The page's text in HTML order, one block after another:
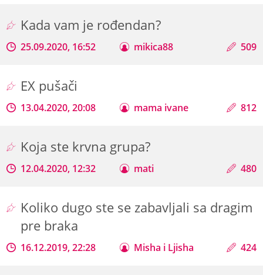
Kada vam je rođendan?
25.09.2020, 16:52 mikica88 509
EX pušači
13.04.2020, 20:08 mama ivane 812
Koja ste krvna grupa?
12.04.2020, 12:32 mati 480
Koliko dugo ste se zabavljali sa dragim
pre braka
16.12.2019, 22:28 Misha i Ljisha 424